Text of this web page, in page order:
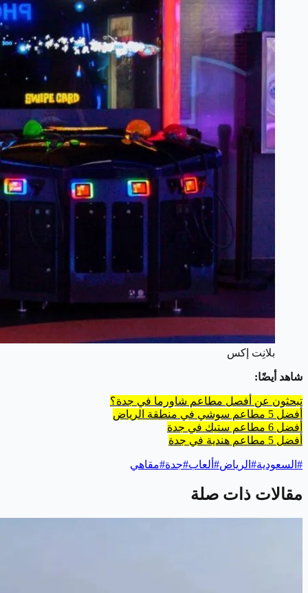
بلانِت إكس
شاهد أيضًا:
تبحثون عن أفصل مطاعم شاورما في جدة؟
أفضل 5 مطاعم سوشي في منطقة الرياض
أفضل 6 مطاعم ستيك في جدة
أفضل 5 مطاعم هندية في جدة
# السعودية# الرياض# ألعاب#جدة#مقاهي
مقالات ذات صلة